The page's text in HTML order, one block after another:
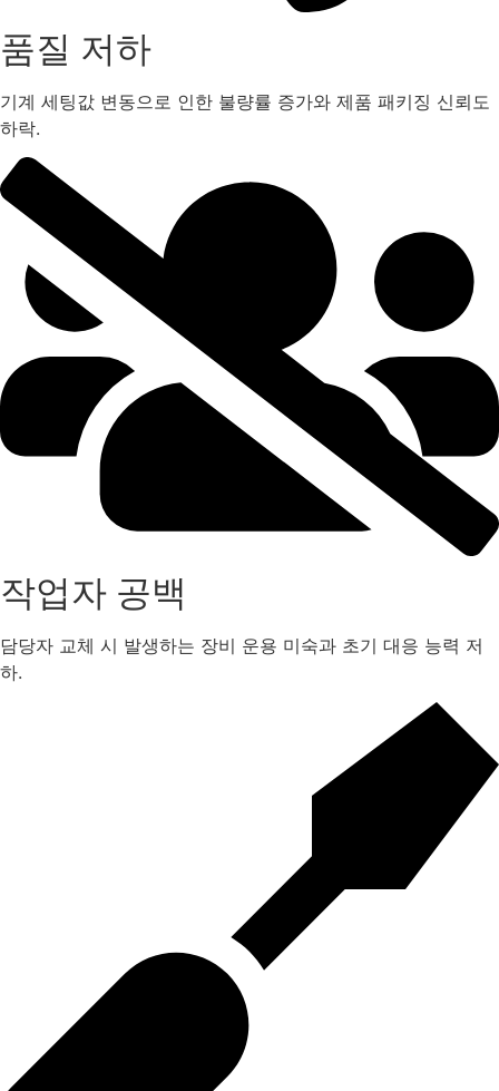
품질 저하
기계 세팅값 변동으로 인한 불량률 증가와 제품 패키징 신뢰도
하락.
작업자 공백
담당자 교체 시 발생하는 장비 운용 미숙과 초기 대응 능력 저
하.